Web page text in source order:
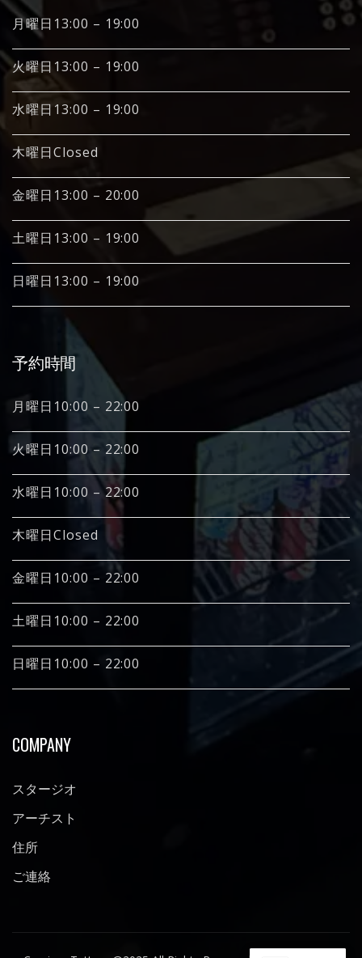
月曜日13:00 – 19:00
火曜日13:00 – 19:00
水曜日13:00 – 19:00
木曜日Closed
金曜日13:00 – 20:00
土曜日13:00 – 19:00
日曜日13:00 – 19:00
予約時間
月曜日10:00 – 22:00
火曜日10:00 – 22:00
水曜日10:00 – 22:00
木曜日Closed
金曜日10:00 – 22:00
土曜日10:00 – 22:00
日曜日10:00 – 22:00
COMPANY
スタージオ
アーチスト
住所
ご連絡